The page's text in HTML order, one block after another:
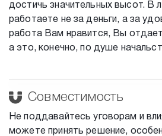
достичь значительных высот. В
работаете не за деньги, а за
работа Вам нравится, Вы
а это, конечно, по душе
Совместимость
Не поддавайтесь уговорам и
можете принять решение,